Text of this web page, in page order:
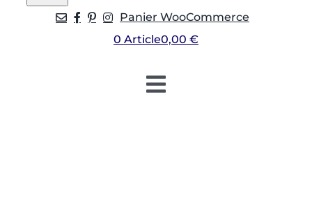
Panier WooCommerce
0 Article0,00 €
Toggle